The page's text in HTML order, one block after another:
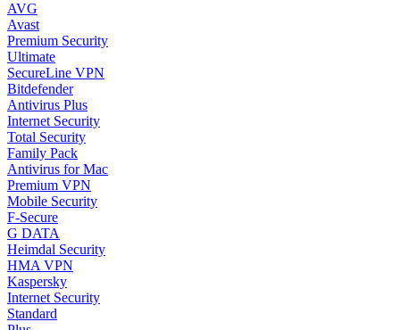
AVG
Avast
Premium Security
Ultimate
SecureLine VPN
Bitdefender
Antivirus Plus
Internet Security
Total Security
Family Pack
Antivirus for Mac
Premium VPN
Mobile Security
F-Secure
G DATA
Heimdal Security
HMA VPN
Kaspersky
Internet Security
Standard